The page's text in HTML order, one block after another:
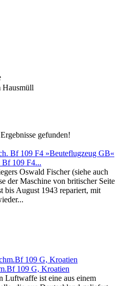
Hausmüll
gefunden!
Bf 109 F4...
Oswald Fischer (siehe auch
der Maschine von britischer Seite
bis August 1943 repariert, mit
109 G, Kroatien
Luftwaffe ist eine aus einem